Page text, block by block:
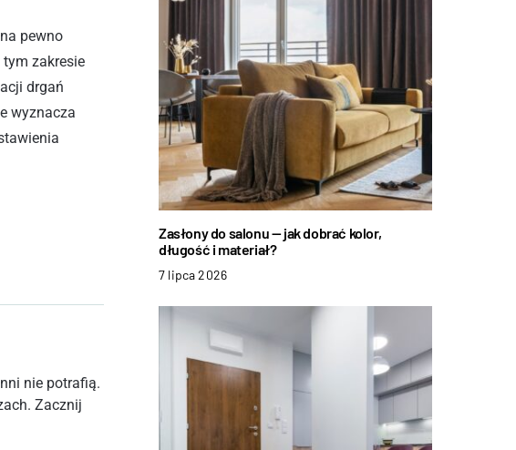
pewno
zakresie
drgań
wyznacza
nie potrafią.
Zacznij
Zasłony do salonu — jak dobrać kolor,
długość i materiał?
7 lipca 2026